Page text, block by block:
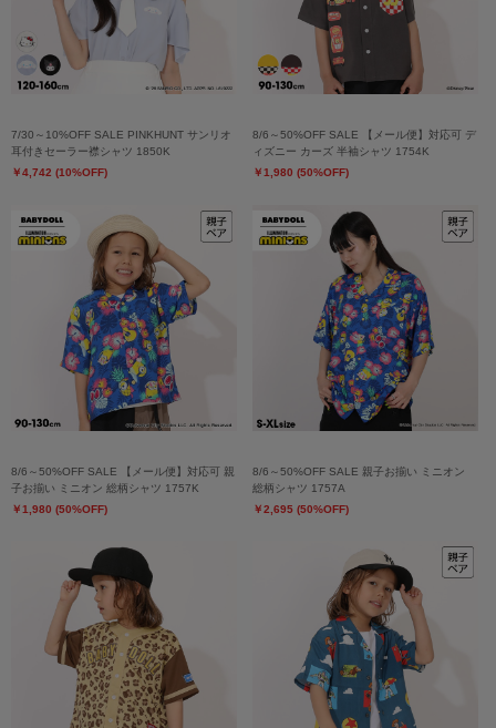
7/30～10%OFF SALE PINKHUNT サンリオ
耳付きセーラー襟シャツ 1850K
￥4,742 (10%OFF)
8/6～50%OFF SALE 【メール便】対応可 デ
ィズニー カーズ 半袖シャツ 1754K
￥1,980 (50%OFF)
8/6～50%OFF SALE 【メール便】対応可 親
子お揃い ミニオン 総柄シャツ 1757K
￥1,980 (50%OFF)
8/6～50%OFF SALE 親子お揃い ミニオン
総柄シャツ 1757A
￥2,695 (50%OFF)